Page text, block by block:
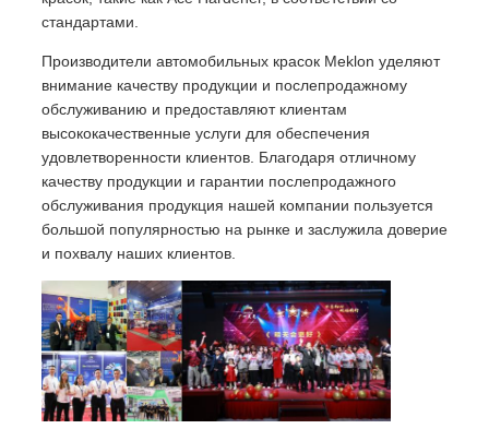
стандартами.
Производители автомобильных красок Meklon уделяют
внимание качеству продукции и послепродажному
обслуживанию и предоставляют клиентам
высококачественные услуги для обеспечения
удовлетворенности клиентов. Благодаря отличному
качеству продукции и гарантии послепродажного
обслуживания продукция нашей компании пользуется
большой популярностью на рынке и заслужила доверие
и похвалу наших клиентов.